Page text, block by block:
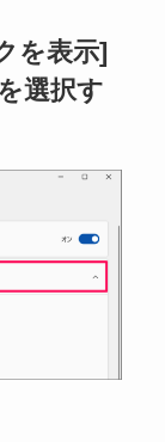
を表示]
選択す